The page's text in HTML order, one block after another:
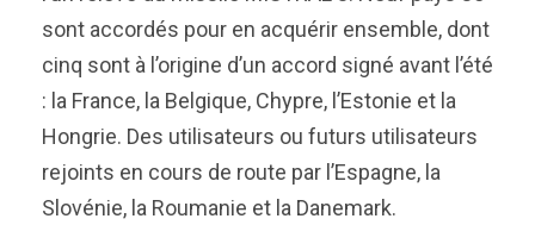
sont accordés pour en acquérir ensemble, dont
cinq sont à l’origine d’un accord signé avant l’été
: la France, la Belgique, Chypre, l’Estonie et la
Hongrie. Des utilisateurs ou futurs utilisateurs
rejoints en cours de route par l’Espagne, la
Slovénie, la Roumanie et la Danemark.